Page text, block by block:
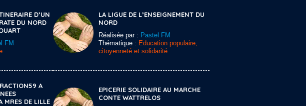
D’UN
DU NORD
FM
LA LIGUE DE L’ENSEIGNEMENT DU
NORD
Réalisée par : Pastel FM
Thématique : Education populaire,
citoyenneté et solidarité
A
MRES DE LILLE
EPICERIE SOLIDAIRE AU MARCHE
CONTE WATTRELOS